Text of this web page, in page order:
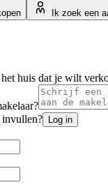
Ik zoek een
huis dat je wilt
invullen?
Log in